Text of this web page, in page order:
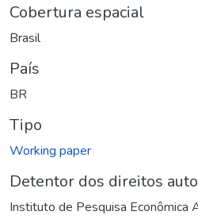
Cobertura espacial
Brasil
País
BR
Tipo
Working paper
Detentor dos direitos
Instituto de Pesquisa Econômica